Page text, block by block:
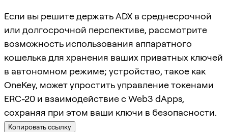
Если вы решите держать ADX в среднесрочной
или долгосрочной перспективе, рассмотрите
возможность использования аппаратного
кошелька для хранения ваших приватных ключей
в автономном режиме; устройство, такое как
OneKey, может упростить управление токенами
ERC-20 и взаимодействие с Web3 dApps,
сохраняя при этом ваши ключи в безопасности.
Копировать ссылку